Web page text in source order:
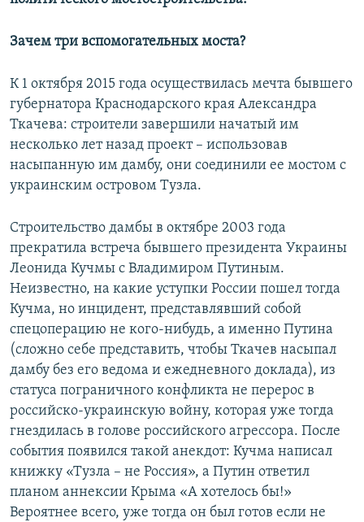
Зачем три вспомогательных моста?
К 1 октября 2015 года осуществилась мечта бывшего
губернатора Краснодарского края Александра
Ткачева: строители завершили начатый им
несколько лет назад проект – использовав
насыпанную им дамбу, они соединили ее мостом с
украинским островом Тузла.
Строительство дамбы в октябре 2003 года
прекратила встреча бывшего президента Украины
Леонида Кучмы с Владимиром Путиным.
Неизвестно, на какие уступки России пошел тогда
Кучма, но инцидент, представлявший собой
спецоперацию не кого-нибудь, а именно Путина
(сложно себе представить, чтобы Ткачев насыпал
дамбу без его ведома и ежедневного доклада), из
статуса пограничного конфликта не перерос в
российско-украинскую войну, которая уже тогда
гнездилась в голове российского агрессора. После
события появился такой анекдот: Кучма написал
книжку «Тузла – не Россия», а Путин ответил
планом аннексии Крыма «А хотелось бы!»
Вероятнее всего, уже тогда он был готов если не